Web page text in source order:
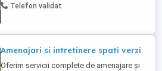
Telefon validat
Amenajari si intretinere spati verzi
Oferim servicii complete de amenajare și